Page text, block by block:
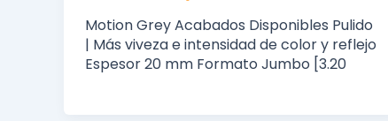
Motion Grey Acabados Disponibles Pulido
| Más viveza e intensidad de color y reflejo
Espesor 20 mm Formato Jumbo [3.20